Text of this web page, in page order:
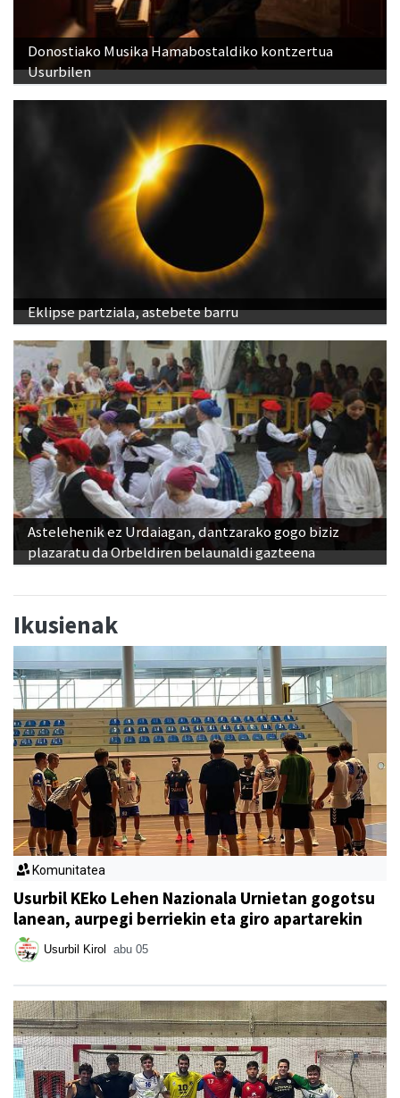
Donostiako Musika Hamabostaldiko kontzertua
Usurbilen
Eklipse partziala, astebete barru
Astelehenik ez Urdaiagan, dantzarako gogo biziz
plazaratu da Orbeldiren belaunaldi gazteena
Ikusienak
Komunitatea
Usurbil KEko Lehen Nazionala Urnietan gogotsu
lanean, aurpegi berriekin eta giro apartarekin
Usurbil Kirol abu 05